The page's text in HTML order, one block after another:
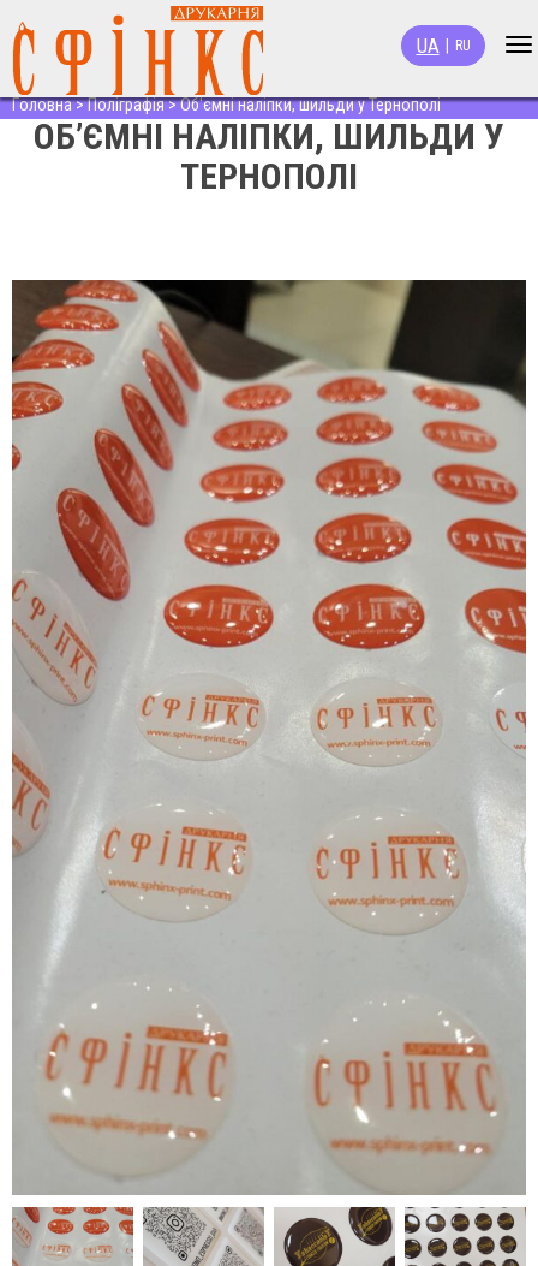
UA RU
Головна>Поліграфія>Об'ємні наліпки, шильди у Тернополі
ОБ’ЄМНІ НАЛІПКИ, ШИЛЬДИ У
ТЕРНОПОЛІ